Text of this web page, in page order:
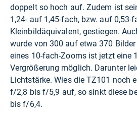
doppelt so hoch auf. Zudem ist
1,24- auf 1,45-fach, bzw. auf 0,53-
Kleinbildäquivalent, gestiegen.
wurde von 300 auf etwa 370
eines 10-fach-Zooms ist jetzt eine
Vergrößerung möglich. Darunter
Lichtstärke. Wies die TZ101 noch
f/2,8 bis f/5,9 auf, so sinkt diese
bis f/6,4.